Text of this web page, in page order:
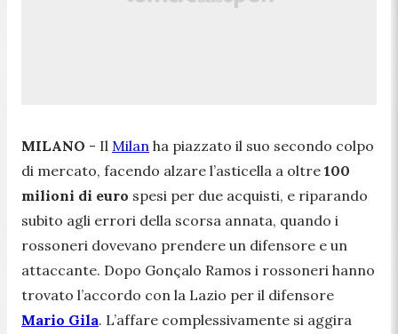
MILANO - Il Milan ha piazzato il suo secondo colpo
di mercato, facendo alzare l’asticella a oltre 100
milioni di euro spesi per due acquisti, e riparando
subito agli errori della scorsa annata, quando i
rossoneri dovevano prendere un difensore e un
attaccante. Dopo Gonçalo Ramos i rossoneri hanno
trovato l’accordo con la Lazio per il difensore
Mario Gila. L’affare complessivamente si aggira